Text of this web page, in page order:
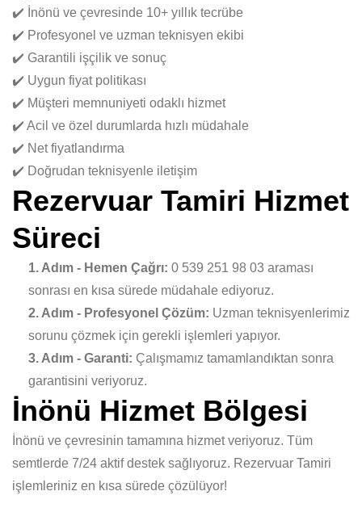
✔️ İnönü ve çevresinde 10+ yıllık tecrübe
✔️ Profesyonel ve uzman teknisyen ekibi
✔️ Garantili işçilik ve sonuç
✔️ Uygun fiyat politikası
✔️ Müşteri memnuniyeti odaklı hizmet
✔️ Acil ve özel durumlarda hızlı müdahale
✔️ Net fiyatlandırma
✔️ Doğrudan teknisyenle iletişim
Rezervuar Tamiri Hizmet
Süreci
1. Adım - Hemen Çağrı: 0 539 251 98 03 araması
sonrası en kısa sürede müdahale ediyoruz.
2. Adım - Profesyonel Çözüm: Uzman teknisyenlerimiz
sorunu çözmek için gerekli işlemleri yapıyor.
3. Adım - Garanti: Çalışmamız tamamlandıktan sonra
garantisini veriyoruz.
İnönü Hizmet Bölgesi
İnönü ve çevresinin tamamına hizmet veriyoruz. Tüm
semtlerde 7/24 aktif destek sağlıyoruz. Rezervuar Tamiri
işlemleriniz en kısa sürede çözülüyor!